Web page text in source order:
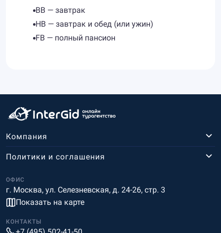
BB — завтрак
HB — завтрак и обед (или ужин)
FB — полный пансион
Компания
ОФИС
г. Москва, ул. Селезневская, д. 24-26, стр. 3
Показать на карте
Политики и соглашения
КОНТАКТЫ